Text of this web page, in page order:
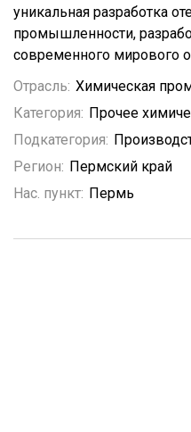
уникальная разработка
промышленности,
современного мирового
Отрасль: Химическая
Категория: Прочее
Подкатегория:
Регион: Пермский край
Нас. пункт: Пермь